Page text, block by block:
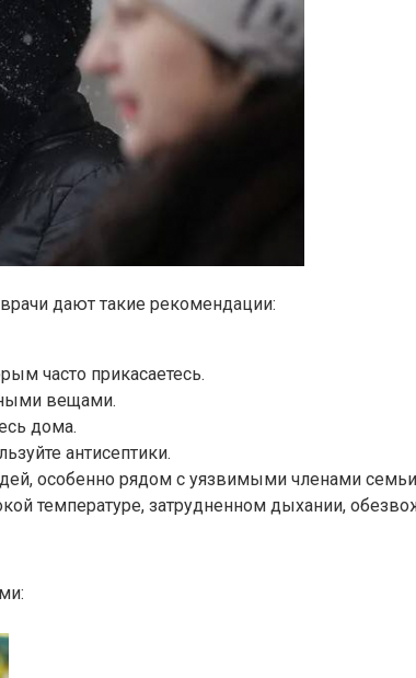
дают такие рекомендации:
часто прикасаетесь.
вещами.
дома.
антисептики.
особенно рядом с уязвимыми членами
температуре, затрудненном дыхании,